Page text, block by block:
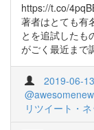
https://t.co/
著者はとても有
とを追試したも
がごく最近まで
2019-06-
リツイート・